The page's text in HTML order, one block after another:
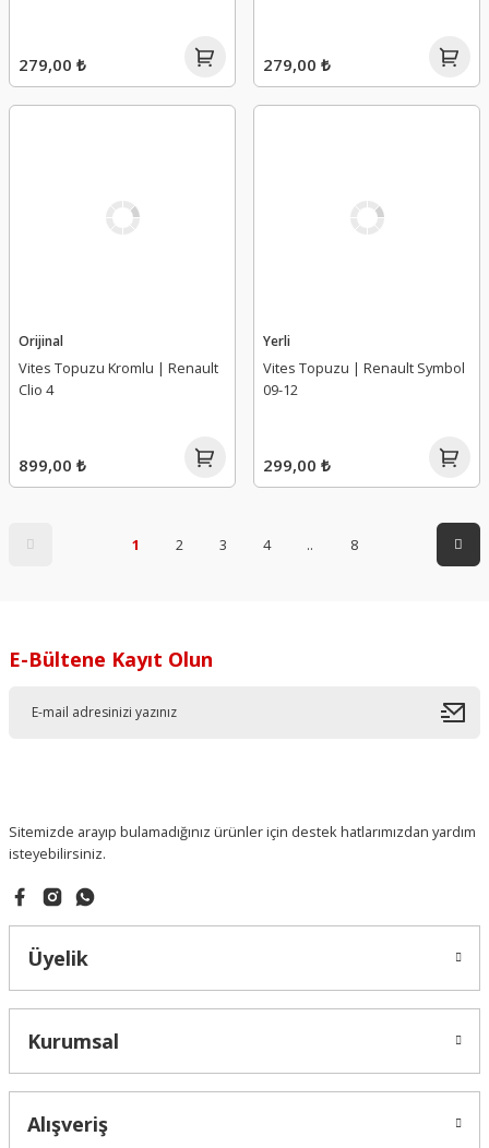
279,00 ₺ 279,00 ₺
Orijinal
Vites Topuzu Kromlu | Renault
Clio 4
899,00 ₺
Yerli
Vites Topuzu | Renault Symbol
09-12
299,00 ₺
1 2 3 4 .. 8
E-Bültene Kayıt Olun
Sitemizde arayıp bulamadığınız ürünler için destek hatlarımızdan yardım
isteyebilirsiniz.
Üyelik
Kurumsal
Alışveriş